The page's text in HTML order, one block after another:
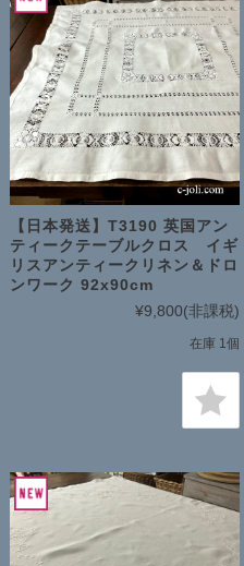
【日本発送】T3190 英国アン
ティークテーブルクロス イギ
リスアンティークリネン＆ドロ
ンワーク 92x90cm
¥9,800(非課税)
在庫 1個